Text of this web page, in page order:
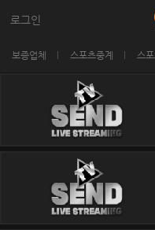
로그인
보증업체 스포츠중계 스